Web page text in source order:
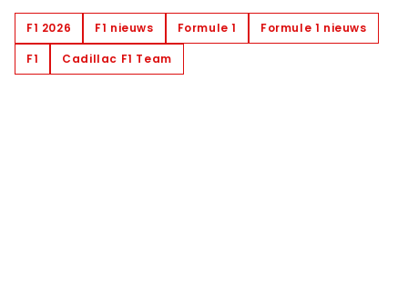
F1 2026 F1 nieuws Formule 1
Formule 1 nieuws
F1
Cadillac F1 Team